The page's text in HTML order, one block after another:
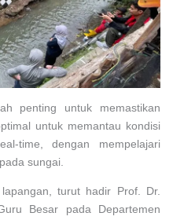
penting untuk memastikan
untuk memantau kondisi
time, dengan mempelajari
sungai.
turut hadir Prof. Dr.
Besar pada Departemen